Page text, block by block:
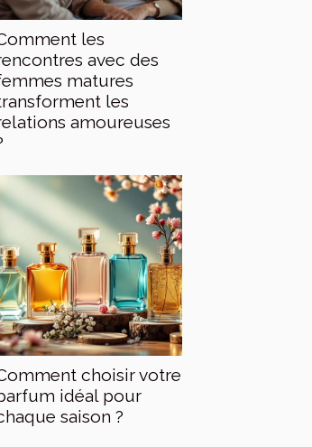
les
avec des
matures
les
amoureuses
choisir votre
idéal pour
saison ?